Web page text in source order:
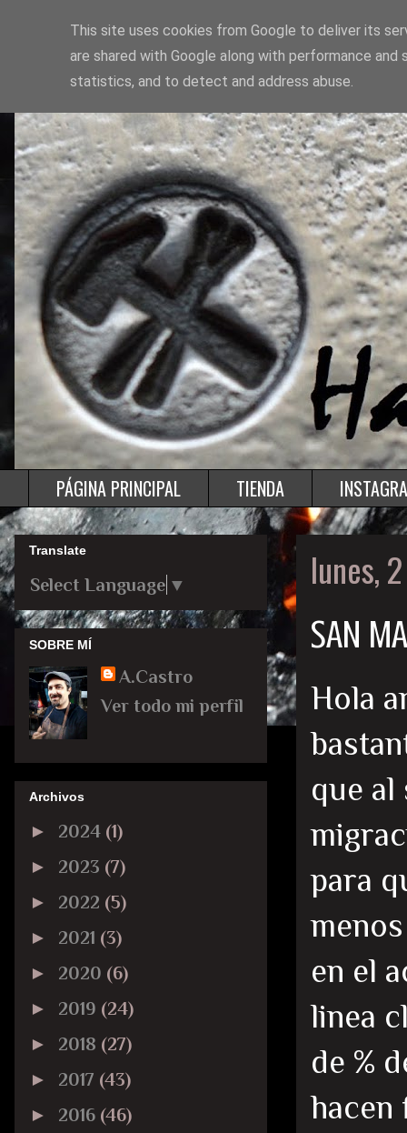
PÁGINA PRINCIPAL TIENDA
lunes,
SAN
Hola
que al
para
en el
linea
de %
hacen
Translate
Select Language ▼
SOBRE MÍ
A.Castro
Ver todo mi perfil
Archivos
► 2024 (1)
► 2023 (7)
► 2022 (5)
► 2021 (3)
► 2020 (6)
► 2019 (24)
► 2018 (27)
► 2017 (43)
► 2016 (46)
This site uses cookies from Google to deliver its
are shared with Google along with performance
statistics, and to detect and address abuse.